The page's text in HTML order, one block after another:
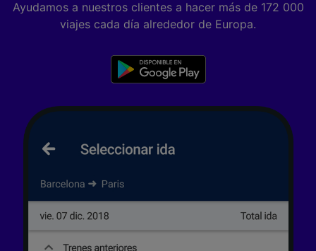
Ayudamos a nuestros clientes a hacer más de 172 000
viajes cada día alrededor de Europa.